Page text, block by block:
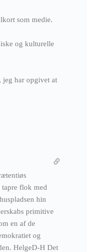
som medie.
og kulturelle
jeg har opgivet at
flok med
hin
primitive
en af de
og
HelgeD-H Det